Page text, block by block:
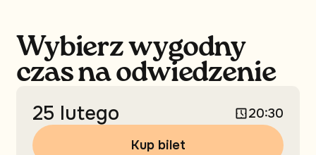
Wybierz wygodny
czas na odwiedzenie
25 lutego
20:30
Kup bilet